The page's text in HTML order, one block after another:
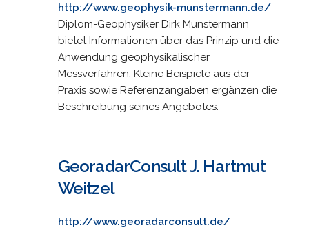
http://www.geophysik-munstermann.de/
Diplom-Geophysiker Dirk Munstermann
bietet Informationen über das Prinzip und die
Anwendung geophysikalischer
Messverfahren. Kleine Beispiele aus der
Praxis sowie Referenzangaben ergänzen die
Beschreibung seines Angebotes.
GeoradarConsult J. Hartmut
Weitzel
http://www.georadarconsult.de/